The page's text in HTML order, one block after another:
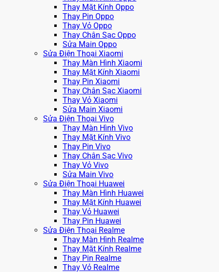
Thay Mặt Kính Oppo
Thay Pin Oppo
Thay Vỏ Oppo
Thay Chân Sạc Oppo
Sửa Main Oppo
Sửa Điện Thoại Xiaomi
Thay Màn Hình Xiaomi
Thay Mặt Kính Xiaomi
Thay Pin Xiaomi
Thay Chân Sạc Xiaomi
Thay Vỏ Xiaomi
Sửa Main Xiaomi
Sửa Điện Thoại Vivo
Thay Màn Hình Vivo
Thay Mặt Kính Vivo
Thay Pin Vivo
Thay Chân Sạc Vivo
Thay Vỏ Vivo
Sửa Main Vivo
Sửa Điện Thoại Huawei
Thay Màn Hình Huawei
Thay Mặt Kính Huawei
Thay Vỏ Huawei
Thay Pin Huawei
Sửa Điện Thoại Realme
Thay Màn Hình Realme
Thay Mặt Kính Realme
Thay Pin Realme
Thay Vỏ Realme